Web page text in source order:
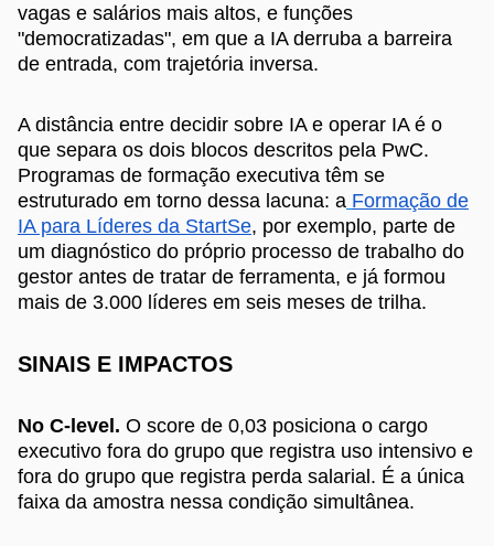
vagas e salários mais altos, e funções
"democratizadas", em que a IA derruba a barreira
de entrada, com trajetória inversa.
A distância entre decidir sobre IA e operar IA é o
que separa os dois blocos descritos pela PwC.
Programas de formação executiva têm se
estruturado em torno dessa lacuna: a Formação de
IA para Líderes da StartSe, por exemplo, parte de
um diagnóstico do próprio processo de trabalho do
gestor antes de tratar de ferramenta, e já formou
mais de 3.000 líderes em seis meses de trilha.
SINAIS E IMPACTOS
No C-level. O score de 0,03 posiciona o cargo
executivo fora do grupo que registra uso intensivo e
fora do grupo que registra perda salarial. É a única
faixa da amostra nessa condição simultânea.